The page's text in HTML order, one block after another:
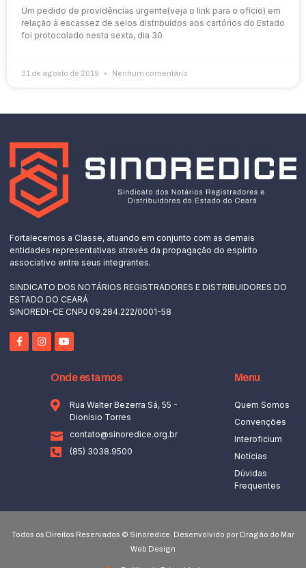
Um pedido de providências urgente(veja o link para o ofício) em
relação à escassez de selos distribuídos aos cartórios do Estado
foi protocolado nesta sexta, dia 30
31 de agosto de 2019 Nenhum comentário
Fortalecemos a Classe, atuando em conjunto com as demais
entidades representativas através da propagação do espírito
associativo entre seus integrantes.
SINDICATO DOS NOTÁRIOS REGISTRADORES E DISTRIBUIDORES DO
ESTADO DO CEARÁ
SINOREDI-CE CNPJ 09.284.222/0001-58
Onde estamos
Rua Walter Bezerra Sá, 55 -
Dionísio Torres
contato@sinoredice.org.br
(85) 3038.9500
Menu
Quem Somos
Convenções
Interoficium
Notícias
Dúvidas
Frequentes
Todos os Direitos Reservados © Sinoredice. Desenvolvido por Dragão do Mar
Web Design